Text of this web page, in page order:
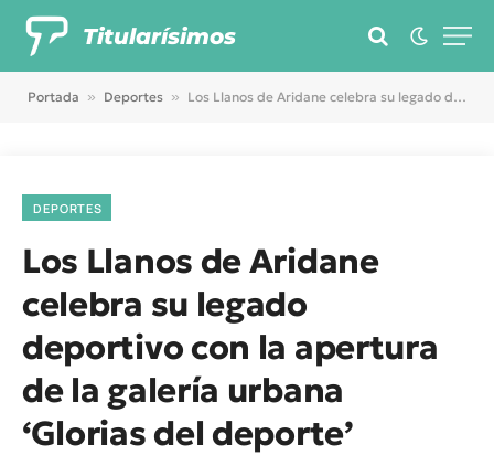
Titularísimos
Portada » Deportes » Los Llanos de Aridane celebra su legado deportivo con la apertura de la galería urbana ‘Glorias del deporte’
DEPORTES
Los Llanos de Aridane
celebra su legado
deportivo con la apertura
de la galería urbana
‘Glorias del deporte’